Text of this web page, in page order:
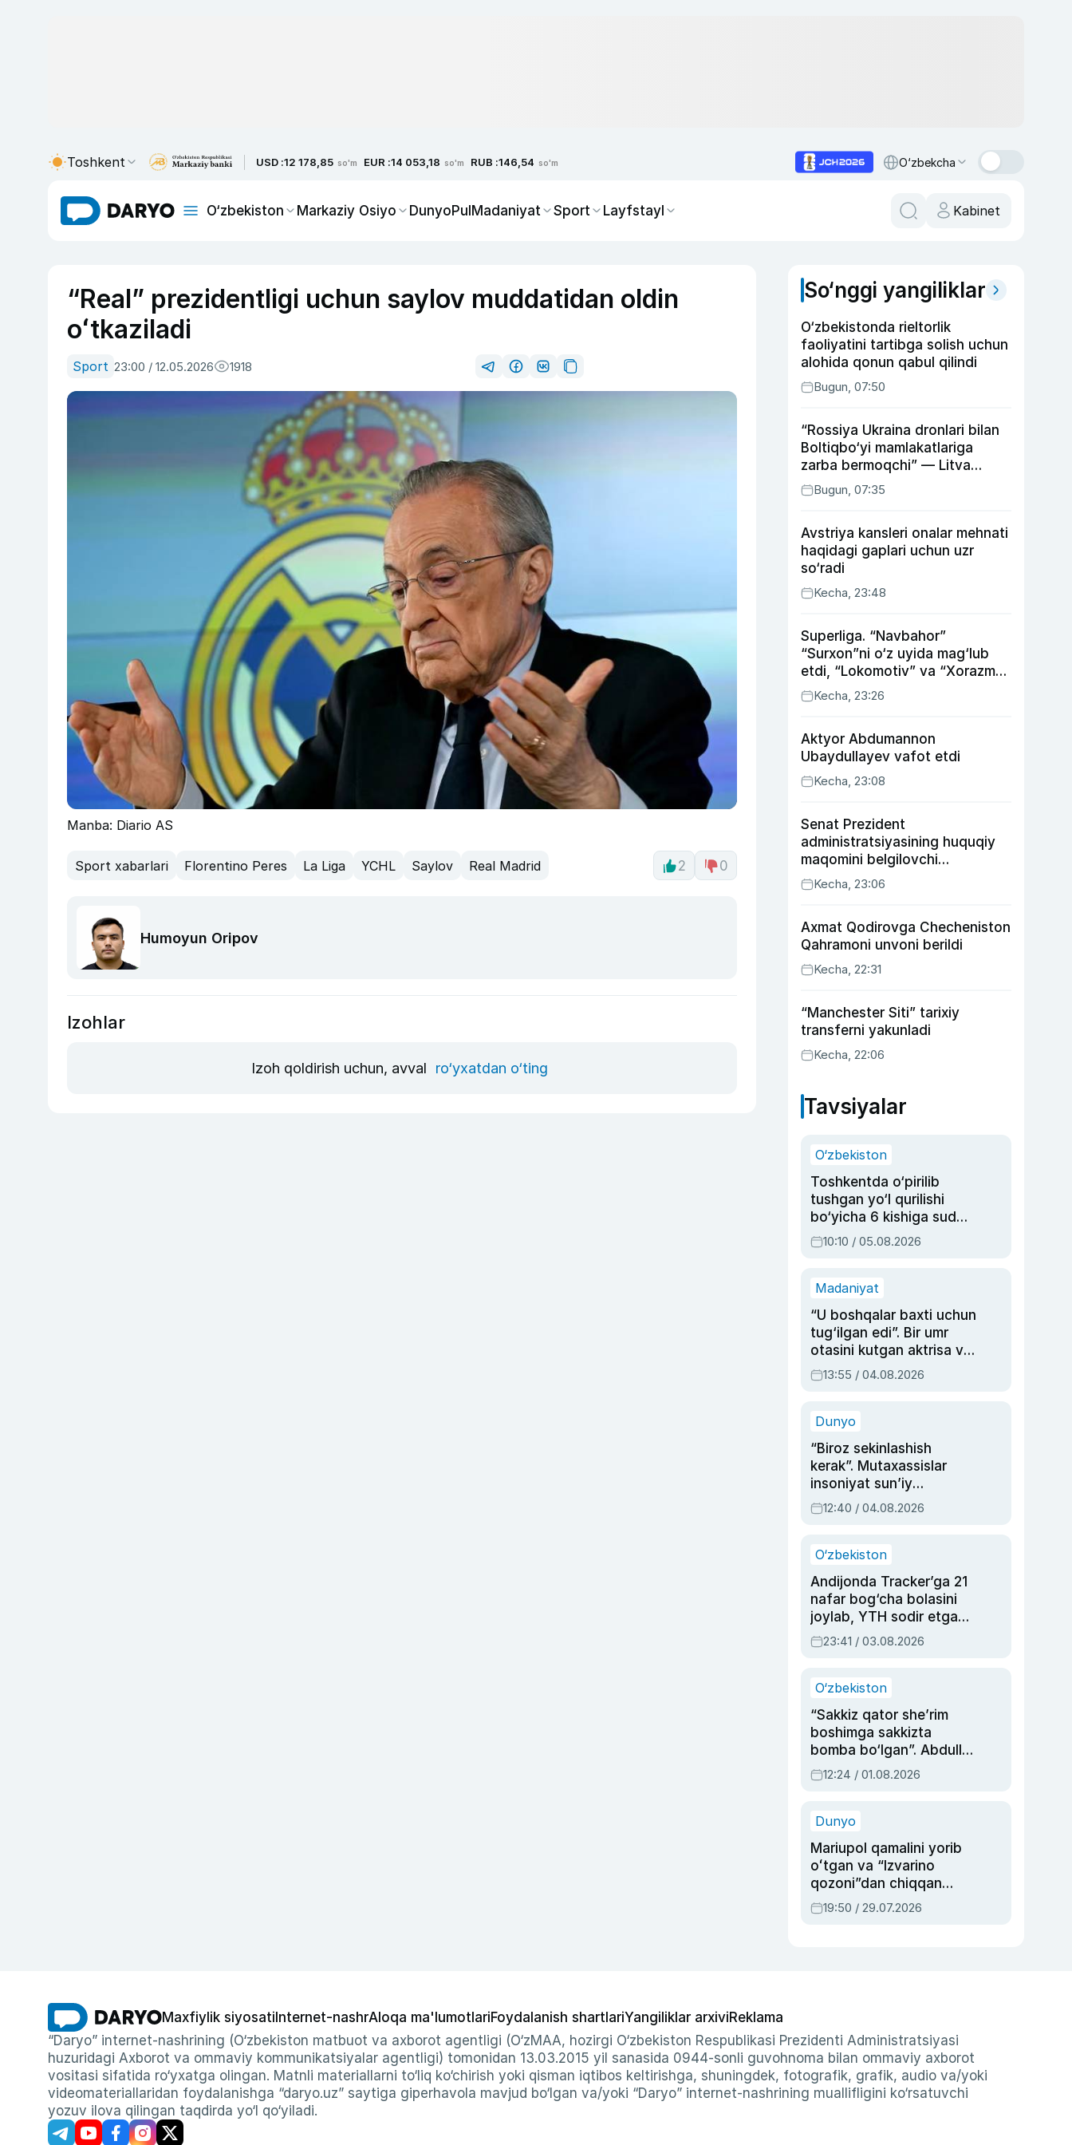
Toshkent USD :12 178,85 so'm EUR :14 053,18 so'm RUB :146,54 so'm O‘zbekcha
O‘zbekiston Markaziy Osiyo DunyoPulMadaniyat Sport Layfstayl Kabinet
“Real” prezidentligi uchun saylov muddatidan oldin
oʻtkaziladi
Sport 23:00 / 12.05.2026 1918
Manba: Diario AS
Sport xabarlari Florentino Peres La Liga YCHL Saylov Real Madrid 2 0
Humoyun Oripov
Izohlar
Izoh qoldirish uchun, avval ro‘yxatdan o‘ting
So‘nggi yangiliklar
O‘zbekistonda rieltorlik
faoliyatini tartibga solish uchun
alohida qonun qabul qilindi
Bugun, 07:50
“Rossiya Ukraina dronlari bilan
Boltiqbo‘yi mamlakatlariga
zarba bermoqchi” — Litva
mudofaa vaziri
Bugun, 07:35
Avstriya kansleri onalar mehnati
haqidagi gaplari uchun uzr
so‘radi
Kecha, 23:48
Superliga. “Navbahor”
“Surxon”ni o‘z uyida mag‘lub
etdi, “Lokomotiv” va “Xorazm”
uyda g‘alaba qozondi
Kecha, 23:26
Aktyor Abdu­mannon
Ubaydullayev vafot etdi
Kecha, 23:08
Senat Prezident
administratsiyasining huquqiy
maqomini belgilovchi
konstitutsiyaviy qonunni
ma’qulladi
Kecha, 23:06
Axmat Qodirovga Checheniston
Qahramoni unvoni berildi
Kecha, 22:31
“Manchester Siti” tarixiy
transferni yakunladi
Kecha, 22:06
Tavsiyalar
O‘zbekiston
Toshkentda o‘pirilib
tushgan yo‘l qurilishi
bo‘yicha 6 kishiga sud
hukmi o‘qildi
10:10 / 05.08.2026
Madaniyat
“U boshqalar baxti uchun
tug‘ilgan edi”. Bir umr
otasini kutgan aktrisa va
dublyaj ustasi Rimma
Ahmedovaning
13:55 / 04.08.2026
Dunyo
“Biroz sekinlashish
kerak”. Mutaxassislar
insoniyat sun’iy
intellektni boshqara
olmay qolishidan xavotir
12:40 / 04.08.2026
O‘zbekiston
Andijonda Tracker’ga 21
nafar bog‘cha bolasini
joylab, YTH sodir etgan
ayolga sud hukmi o‘qildi
23:41 / 03.08.2026
O‘zbekiston
“Sakkiz qator she’rim
boshimga sakkizta
bomba bo‘lgan”. Abdulla
Oripovni siyosiy
ayblovlardan asrab
12:24 / 01.08.2026
Dunyo
Mariupol qamalini yorib
oʻtgan va “Izvarino
qozoni”dan chiqqan
qahramon — Ukraina
armiyasi bosh
19:50 / 29.07.2026
Maxfiylik siyosati Internet-nashrAloqa ma'lumotlariFoydalanish shartlariYangiliklar arxiviReklama
“Daryo” internet-nashrining (O‘zbekiston matbuot va axborot agentligi (O‘zMAA, hozirgi O‘zbekiston Respublikasi Prezidenti Administratsiyasi
huzuridagi Axborot va ommaviy kommunikatsiyalar agentligi) tomonidan 13.03.2015 yil sanasida 0944-sonli guvohnoma bilan ommaviy axborot
vositasi sifatida ro‘yxatga olingan. Matnli materiallarni to‘liq ko‘chirish yoki qisman iqtibos keltirishga, shuningdek, fotografik, grafik, audio va/yoki
videomateriallaridan foydalanishga “daryo.uz” saytiga giperhavola mavjud bo‘lgan va/yoki “Daryo” internet-nashrining muallifligini ko‘rsatuvchi
yozuv ilova qilingan taqdirda yo‘l qo‘yiladi.